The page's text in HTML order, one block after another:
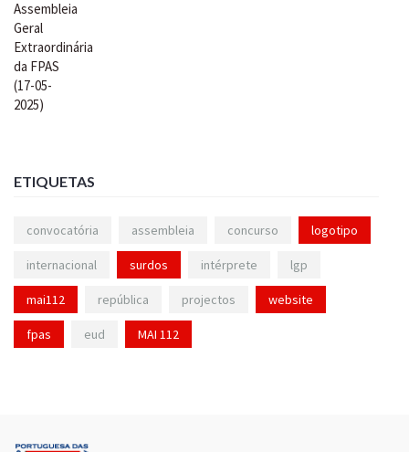
ETIQUETAS
convocatória assembleia concurso logotipo
internacional surdos intérprete lgp
mai112 república projectos website
fpas eud MAI 112